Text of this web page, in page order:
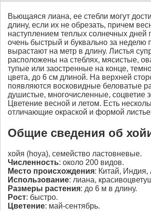
Вьющаяся лиана, ее стебли могут
длину, если их не обрезать, причем
наступлением теплых солнечных дней
очень быстрый и буквально за неделю
вырастают на метр в длину. Листья
расположены на стеблях, мясистые,
тупые или заостренные на конце,
цвета, до 6 см длиной. На верхней
появляются восковидные беловатые
душистые, многочисленные, соцветие
Цветение весной и летом. Есть
отличающие окраской и формой
Общие сведения об
хойя (hoya), семейство ластовневые.
Численность: около 200 видов.
Место происхождения: Китай, Индия,
Использование: лиана,
Размеры растения: до 6 м в длину.
Рост: быстро.
Цветение: май-сентябрь.